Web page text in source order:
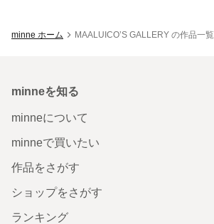
minne ホーム MAALUICO’S GALLERY の作品一覧
minneを知る
minneについて
minneで買いたい
作品をさがす
ショップをさがす
ランキング